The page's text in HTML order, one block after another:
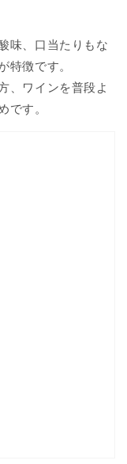
味、口当たりもな
特徴です。
、ワインを普段よ
です。